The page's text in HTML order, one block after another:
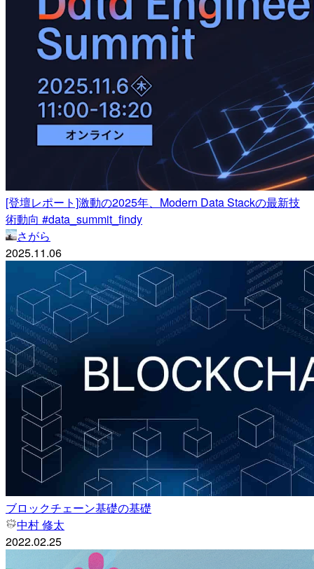
[登壇レポート]激動の2025年、Modern Data Stackの最新技
術動向 #data_summit_findy
さがら
2025.11.06
ブロックチェーン基礎の基礎
中村 修太
2022.02.25